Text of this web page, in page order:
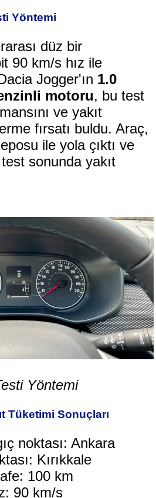
Yöntemi
düz bir
90 km/s hız ile
Jogger'ın 1.0
motoru, bu test
ve yakıt
fırsatı buldu. Araç,
ile yola çıktı ve
sonunda yakıt
Yöntemi
Tüketimi Sonuçları
noktası: Ankara
Kırıkkale
100 km
90 km/s